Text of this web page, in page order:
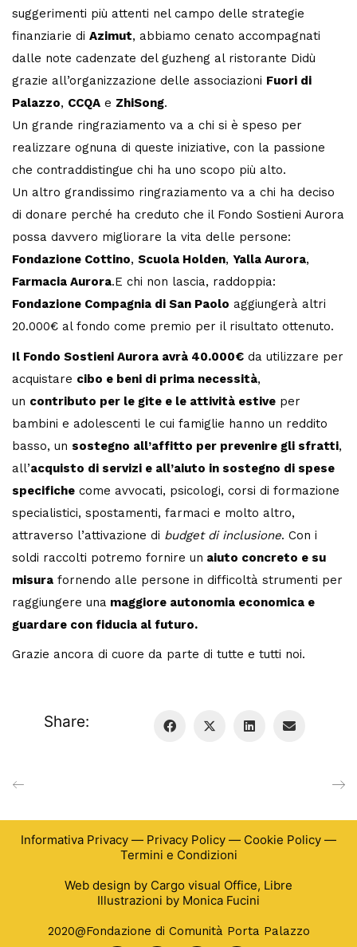
suggerimenti più attenti nel campo delle strategie
finanziarie di Azimut, abbiamo cenato accompagnati
dalle note cadenzate del guzheng al ristorante Didù
grazie all’organizzazione delle associazioni Fuori di
Palazzo, CCQA e ZhiSong.
Un grande ringraziamento va a chi si è speso per
realizzare ognuna di queste iniziative, con la passione
che contraddistingue chi ha uno scopo più alto.
Un altro grandissimo ringraziamento va a chi ha deciso
di donare perché ha creduto che il Fondo Sostieni Aurora
possa davvero migliorare la vita delle persone:
Fondazione Cottino, Scuola Holden, Yalla Aurora,
Farmacia Aurora.E chi non lascia, raddoppia:
Fondazione Compagnia di San Paolo aggiungerà altri
20.000€ al fondo come premio per il risultato ottenuto.
Il Fondo Sostieni Aurora avrà 40.000€ da utilizzare per
acquistare cibo e beni di prima necessità,
un contributo per le gite e le attività estive per
bambini e adolescenti le cui famiglie hanno un reddito
basso, un sostegno all’affitto per prevenire gli sfratti,
all’acquisto di servizi e all’aiuto in sostegno di spese
specifiche come avvocati, psicologi, corsi di formazione
specialistici, spostamenti, farmaci e molto altro,
attraverso l’attivazione di budget di inclusione. Con i
soldi raccolti potremo fornire un aiuto concreto e su
misura fornendo alle persone in difficoltà strumenti per
raggiungere una maggiore autonomia economica e
guardare con fiducia al futuro.
Grazie ancora di cuore da parte di tutte e tutti noi.
Share:
Informativa Privacy — Privacy Policy — Cookie Policy —
Termini e Condizioni
Web design by Cargo visual Office, Libre
Illustrazioni by Monica Fucini
2020@Fondazione di Comunità Porta Palazzo